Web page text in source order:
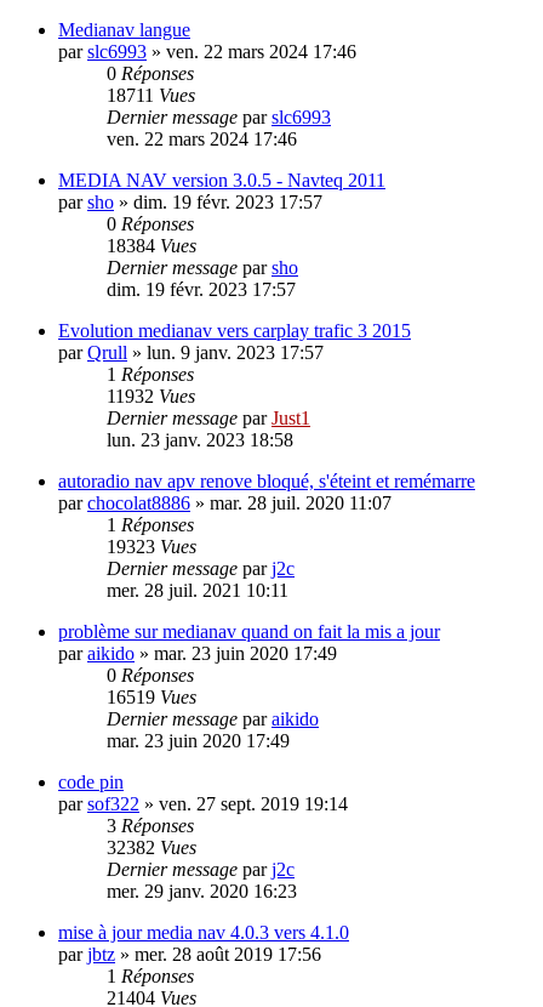
Medianav langue
parslc6993 » ven. 22 mars 2024 17:46
0 Réponses
18711 Vues
Dernier message parslc6993
ven. 22 mars 2024 17:46
MEDIA NAV version 3.0.5 - Navteq 2011
parsho » dim. 19 févr. 2023 17:57
0 Réponses
18384 Vues
Dernier message parsho
dim. 19 févr. 2023 17:57
Evolution medianav vers carplay trafic 3 2015
parQrull » lun. 9 janv. 2023 17:57
1 Réponses
11932 Vues
Dernier message parJust1
lun. 23 janv. 2023 18:58
autoradio nav apv renove bloqué, s'éteint et remémarre
parchocolat8886 » mar. 28 juil. 2020 11:07
1 Réponses
19323 Vues
Dernier message parj2c
mer. 28 juil. 2021 10:11
problème sur medianav quand on fait la mis a jour
paraikido » mar. 23 juin 2020 17:49
0 Réponses
16519 Vues
Dernier message paraikido
mar. 23 juin 2020 17:49
code pin
parsof322 » ven. 27 sept. 2019 19:14
3 Réponses
32382 Vues
Dernier message parj2c
mer. 29 janv. 2020 16:23
mise à jour media nav 4.0.3 vers 4.1.0
parjbtz » mer. 28 août 2019 17:56
1 Réponses
21404 Vues